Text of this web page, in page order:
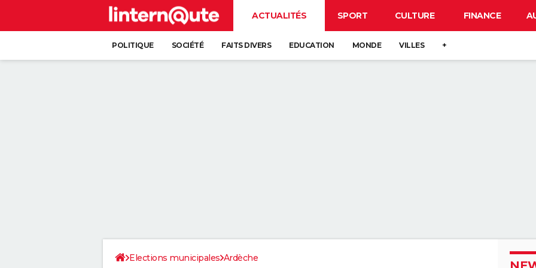
ACTUALITÉS SPORT CULTURE FINANCE
POLITIQUE SOCIÉTÉ FAITS DIVERS EDUCATION MONDE VILLES +
Elections municipales Ardèche